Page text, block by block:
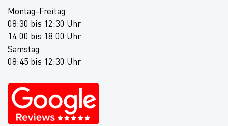
Montag-Freitag
08:30 bis 12:30 Uhr
14:00 bis 18:00 Uhr
Samstag
08:45 bis 12:30 Uhr